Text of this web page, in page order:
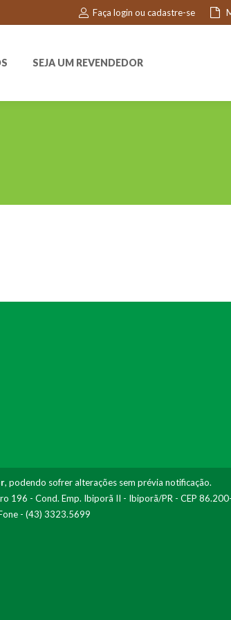
Faça login ou cadastre-se
SEJA UM REVENDEDOR
, podendo sofrer alterações sem prévia notificação.
196 - Cond. Emp. Ibiporã II - Ibiporã/PR - CEP
- (43) 3323.5699
SEJA UM REVENDEDOR